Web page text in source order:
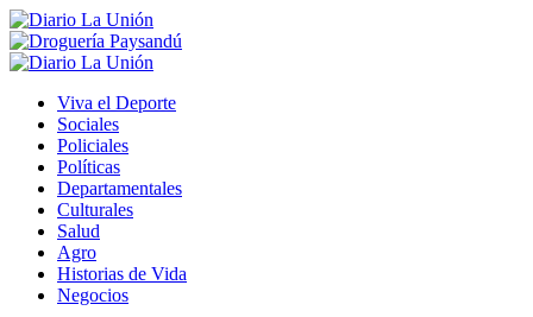
Saltar
al
contenido
Menú
Viva el Deporte
Sociales
Policiales
Políticas
Departamentales
Culturales
Salud
Agro
Historias de Vida
Negocios